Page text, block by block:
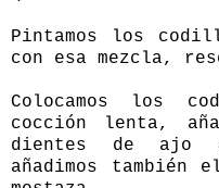
Pintamos los
con esa mezcla,
Colocamos los
cocción lenta,
dientes de ajo
añadimos también